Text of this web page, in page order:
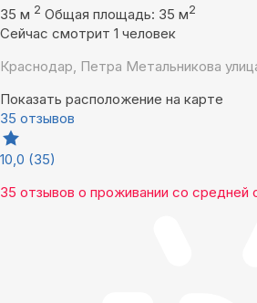
35 м 2 Общая площадь: 35 м2
Сейчас смотрит 1 человек
Краснодар, Петра Метальникова
Показать расположение на карте
35 отзывов
10,0 (35)
35 отзывов о проживании со средней